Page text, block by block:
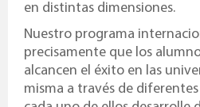
en distintas dimensiones.
Nuestro programa
precisamente que los
alcancen el éxito en las
misma a través de